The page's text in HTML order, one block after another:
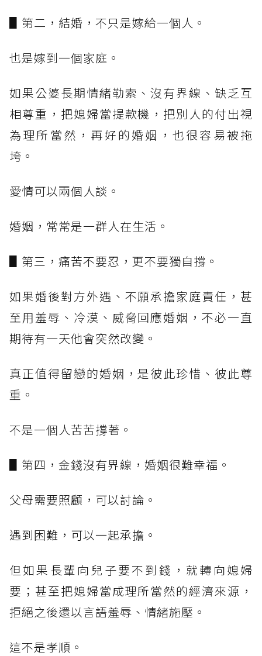
▋第二，結婚，不只是嫁給一個人。
也是嫁到一個家庭。
如果公婆長期情緒勒索、沒有界線、缺乏互
相尊重，把媳婦當提款機，把別人的付出視
為理所當然，再好的婚姻，也很容易被拖
垮。
愛情可以兩個人談。
婚姻，常常是一群人在生活。
▋第三，痛苦不要忍，更不要獨自撐。
如果婚後對方外遇、不願承擔家庭責任，甚
至用羞辱、冷漠、威脅回應婚姻，不必一直
期待有一天他會突然改變。
真正值得留戀的婚姻，是彼此珍惜、彼此尊
重。
不是一個人苦苦撐著。
▋第四，金錢沒有界線，婚姻很難幸福。
父母需要照顧，可以討論。
遇到困難，可以一起承擔。
但如果長輩向兒子要不到錢，就轉向媳婦
要；甚至把媳婦當成理所當然的經濟來源，
拒絕之後還以言語羞辱、情緒施壓。
這不是孝順。